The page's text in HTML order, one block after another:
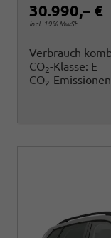
30.990,– €
incl. 19% MwSt.
Verbrauch
CO2-Klasse: E
CO2-